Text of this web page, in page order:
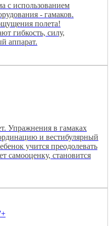
с использованием
- гамаков.
полета!
гибкость, силу,
аппарат.
Упражнения в гамаках
и вестибулярный
учится преодолевать
самооценку, становится